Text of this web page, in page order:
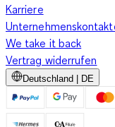
Karriere
We take it back
Vertrag widerrufen
Deutschland | DE